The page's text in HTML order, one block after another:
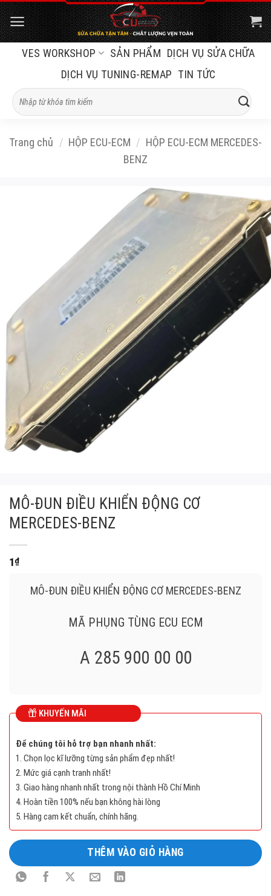
Bỏ
qua
nội
VES WORKSHOP SẢN PHẨM DỊCH VỤ SỬA CHỮA
DỊCH VỤ TUNING-REMAP TIN TỨC
Tìm
kiếm:
Trang chủ / HỘP ECU-ECM / HỘP ECU-ECM MERCEDES-
BENZ
MÔ-ĐUN ĐIỀU KHIỂN ĐỘNG CƠ
MERCEDES-BENZ
1₫
MÔ-ĐUN ĐIỀU KHIỂN ĐỘNG CƠ MERCEDES-BENZ
MÃ PHỤNG TÙNG ECU ECM
A 285 900 00 00
261 S05 734 , 261S05734
Long
tả
sản
KHUYẾN MÃI
Để chúng tôi hỗ trợ bạn nhanh nhất:
1. Chọn lọc kĩ lưỡng từng sản phẩm đẹp nhất!
2. Mức giá cạnh tranh nhất!
3. Giao hàng nhanh nhất trong nội thành Hồ Chí Minh
4. Hoàn tiền 100% nếu bạn không hài lòng
5. Hàng cam kết chuẩn, chính hãng.
THÊM VÀO GIỎ HÀNG